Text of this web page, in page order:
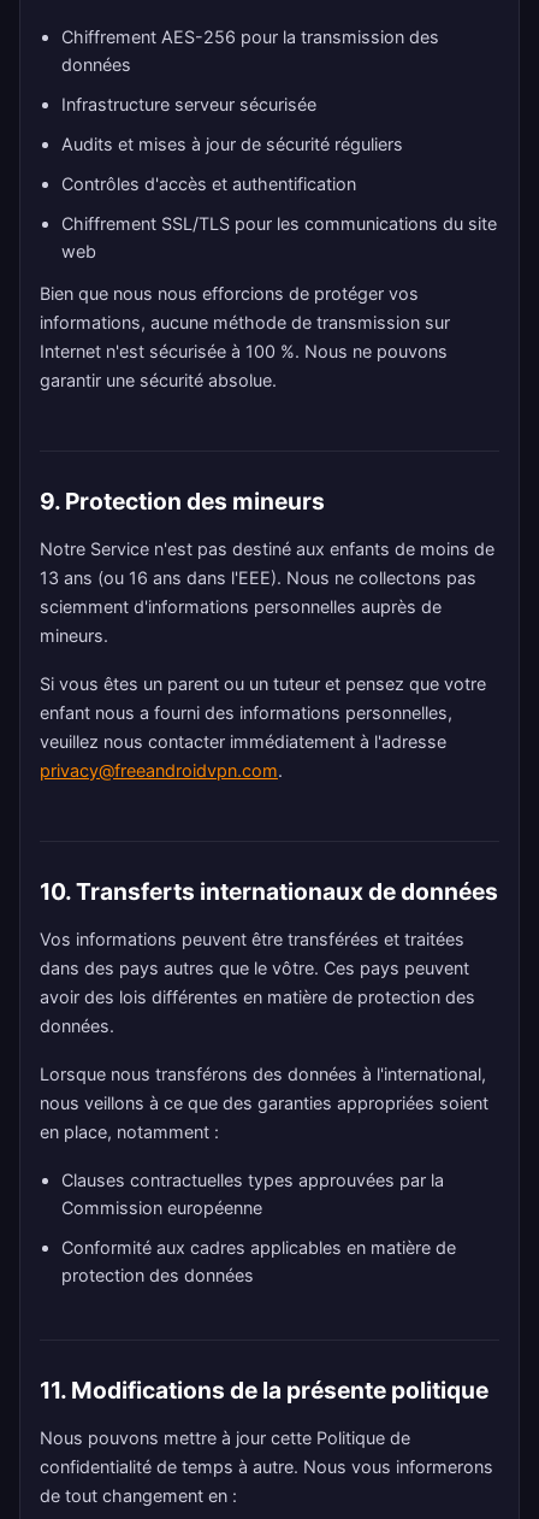
Chiffrement AES-256 pour la transmission des
données
Infrastructure serveur sécurisée
Audits et mises à jour de sécurité réguliers
Contrôles d'accès et authentification
Chiffrement SSL/TLS pour les communications du site
web
Bien que nous nous efforcions de protéger vos
informations, aucune méthode de transmission sur
Internet n'est sécurisée à 100 %. Nous ne pouvons
garantir une sécurité absolue.
9. Protection des mineurs
Notre Service n'est pas destiné aux enfants de moins de
13 ans (ou 16 ans dans l'EEE). Nous ne collectons pas
sciemment d'informations personnelles auprès de
mineurs.
Si vous êtes un parent ou un tuteur et pensez que votre
enfant nous a fourni des informations personnelles,
veuillez nous contacter immédiatement à l'adresse
privacy@freeandroidvpn.com.
10. Transferts internationaux de données
Vos informations peuvent être transférées et traitées
dans des pays autres que le vôtre. Ces pays peuvent
avoir des lois différentes en matière de protection des
données.
Lorsque nous transférons des données à l'international,
nous veillons à ce que des garanties appropriées soient
en place, notamment :
Clauses contractuelles types approuvées par la
Commission européenne
Conformité aux cadres applicables en matière de
protection des données
11. Modifications de la présente politique
Nous pouvons mettre à jour cette Politique de
confidentialité de temps à autre. Nous vous informerons
de tout changement en :